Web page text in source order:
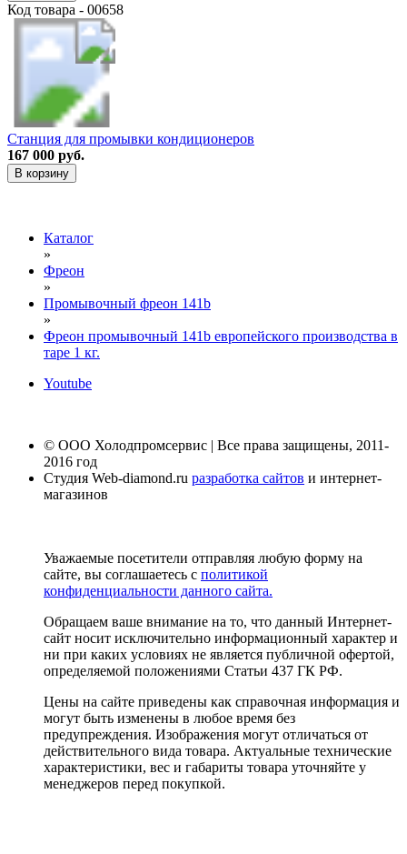
Код товара - 00658
Станция для промывки кондиционеров
167 000 руб.
В корзину
Каталог
»
Фреон
»
Промывочный фреон 141b
»
Фреон промывочный 141b европейского производства в
таре 1 кг.
Youtube
© ООО Холодпромсервис | Все права защищены, 2011-
2016 год
Студия Web-diamond.ru разработка сайтов и интернет-
магазинов
Уважаемые посетители отправляя любую форму на
сайте, вы соглашаетесь с политикой
конфиденциальности данного сайта.
Обращаем ваше внимание на то, что данный Интернет-
сайт носит исключительно информационный характер и
ни при каких условиях не является публичной офертой,
определяемой положениями Статьи 437 ГК РФ.
Цены на сайте приведены как справочная информация и
могут быть изменены в любое время без
предупреждения. Изображения могут отличаться от
действительного вида товара. Актуальные технические
характеристики, вес и габариты товара уточняйте у
менеджеров перед покупкой.